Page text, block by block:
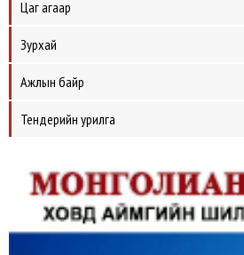
Цаг агаар
Зурхай
Ажлын байр
Тендерийн урилга